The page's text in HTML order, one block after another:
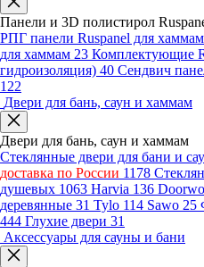
Панели и 3D полистирол
РПГ панели Ruspanel для хаммам
для хаммам 23 Комплектующие
гидроизоляция) 40 Сендвич
122
Двери для бань, саун и хаммам
Двери для бань, саун и хаммам
Стеклянные двери для бани и
доставка по России 1178
душевых 1063 Harvia 136
деревянные 31 Tylo 114 Sawo 25
444 Глухие двери 31
Аксессуары для сауны и бани